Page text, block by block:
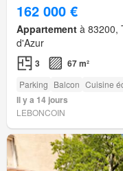
162 000 €
Appartement à 83200,
d'Azur
3 67 m²
Parking Balcon Cuisine
Il y a 14 jours
LEBONCOIN